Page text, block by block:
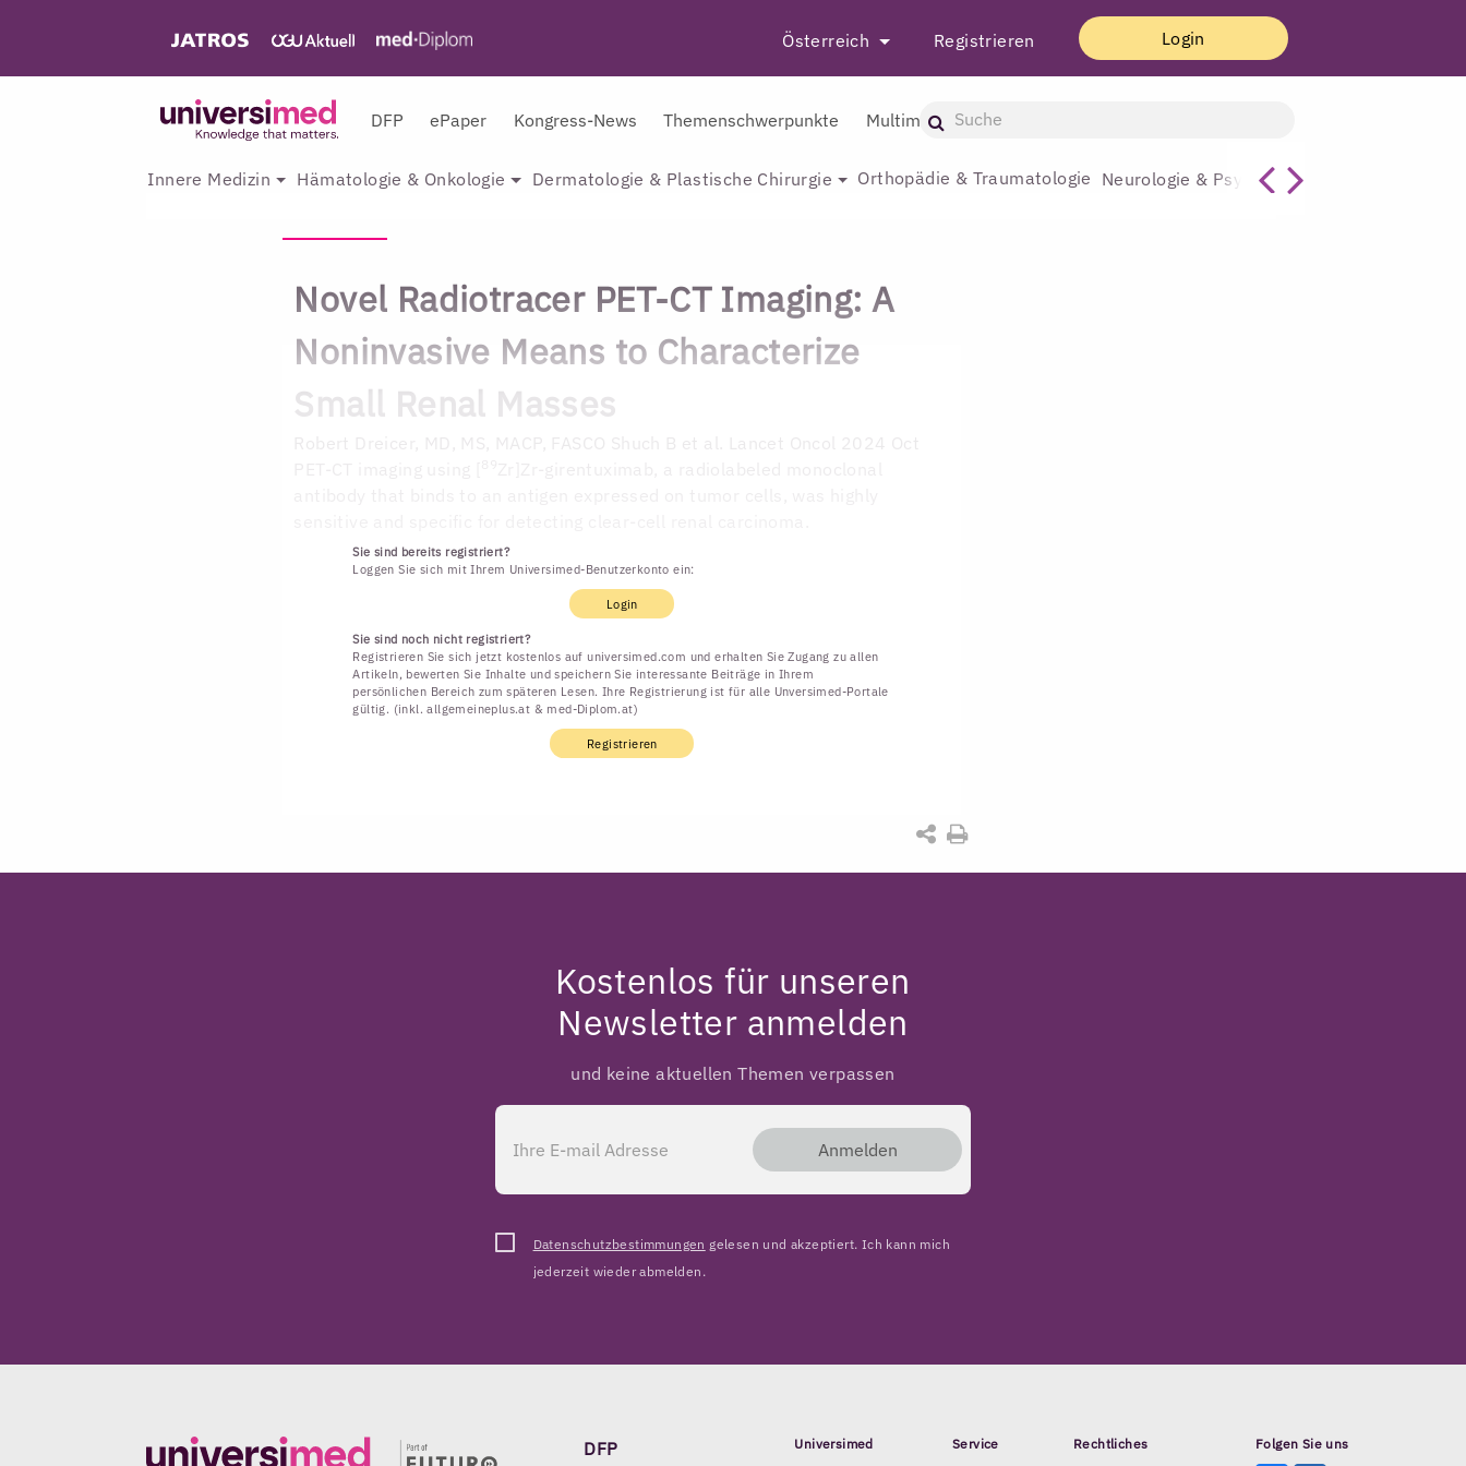
Österreich Registrieren Login
DFP ePaper Kongress-News Themenschwerpunkte Multimedia
Innere Medizin Hämatologie & Onkologie Dermatologie & Plastische Chirurgie Orthopädie & Traumatologie Neurologie & Psychiatrie
Novel Radiotracer PET-CT Imaging: A
Noninvasive Means to Characterize
Small Renal Masses
Sie sind bereits registriert?
Loggen Sie sich mit Ihrem Universimed-Benutzerkonto ein:
Login
Sie sind noch nicht registriert?
Registrieren Sie sich jetzt kostenlos auf universimed.com und erhalten Sie Zugang zu allen
Artikeln, bewerten Sie Inhalte und speichern Sie interessante Beiträge in Ihrem
persönlichen Bereich zum späteren Lesen. Ihre Registrierung ist für alle Unversimed-Portale
gültig. (inkl. allgemeineplus.at & med-Diplom.at)
Registrieren
Kostenlos für unseren
Newsletter anmelden
und keine aktuellen Themen verpassen
Anmelden
Datenschutzbestimmungen gelesen und akzeptiert. Ich kann mich
jederzeit wieder abmelden.
DFP Universimed Service Rechtliches Folgen Sie uns